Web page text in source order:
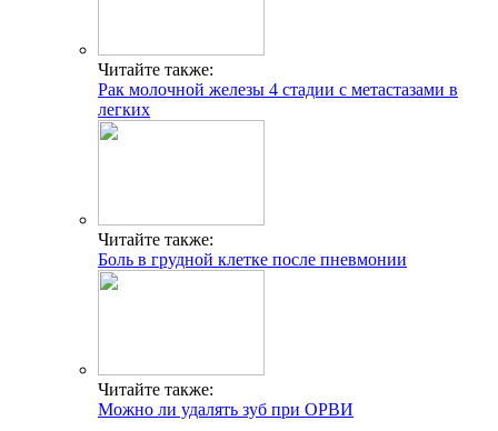
Читайте также:
Рак молочной железы 4 стадии с метастазами в
легких
Читайте также:
Боль в грудной клетке после пневмонии
Читайте также:
Можно ли удалять зуб при ОРВИ